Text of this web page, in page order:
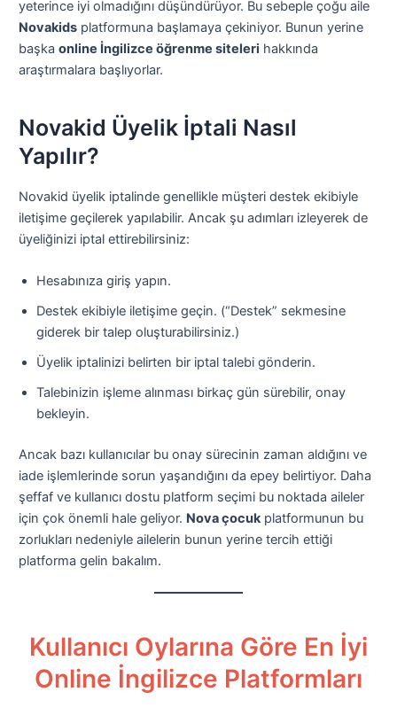
yeterince iyi olmadığını düşündürüyor. Bu sebeple çoğu aile
Novakids platformuna başlamaya çekiniyor. Bunun yerine
başkaonline İngilizce öğrenme siteleri hakkında
araştırmalara başlıyorlar.
Novakid Üyelik İptali Nasıl
Yapılır?
Novakid üyelik iptalinde genellikle müşteri destek ekibiyle
iletişime geçilerek yapılabilir. Ancak şu adımları izleyerek de
üyeliğinizi iptal ettirebilirsiniz:
Hesabınıza giriş yapın.
Destek ekibiyle iletişime geçin. (“Destek” sekmesine
giderek bir talep oluşturabilirsiniz.)
Üyelik iptalinizi belirten bir iptal talebi gönderin.
Talebinizin işleme alınması birkaç gün sürebilir, onay
bekleyin.
Ancak bazı kullanıcılar bu onay sürecinin zaman aldığını ve
iade işlemlerinde sorun yaşandığını da epey belirtiyor. Daha
şeffaf ve kullanıcı dostu platform seçimi bu noktada aileler
için çok önemli hale geliyor. Nova çocukplatformunun bu
zorlukları nedeniyle ailelerin bunun yerine tercih ettiği
platforma gelin bakalım.
Kullanıcı Oylarına Göre En İyi
Online İngilizce Platformları